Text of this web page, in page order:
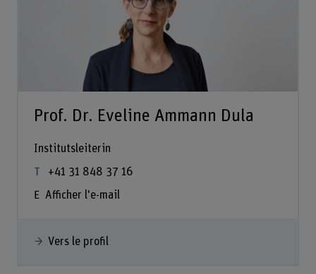
Prof. Dr. Eveline Ammann Dula
Institutsleiterin
+41 31 848 37 16
Afficher l'e-mail
Vers le profil